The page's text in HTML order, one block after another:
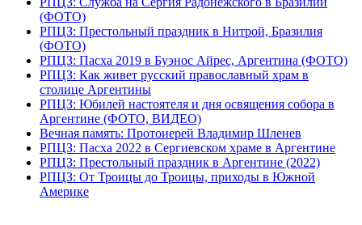
(ФОТО)
РПЦЗ: Престольный праздник в Нитрой, Бразилия
(ФОТО)
РПЦЗ: Пасха 2019 в Буэнос Айрес, Аргентина (ФОТО)
РПЦЗ: Как живет русский православный храм в
столице Аргентины
РПЦЗ: Юбилей настоятеля и дня освящения собора в
Аргентине (ФОТО, ВИДЕО)
Вечная память: Протоиерей Владимир Шленев
РПЦЗ: Пасха 2022 в Сергиевском храме в Аргентине
РПЦЗ: Престольный праздник в Аргентине (2022)
РПЦЗ: От Троицы до Троицы, приходы в Южной
Америке